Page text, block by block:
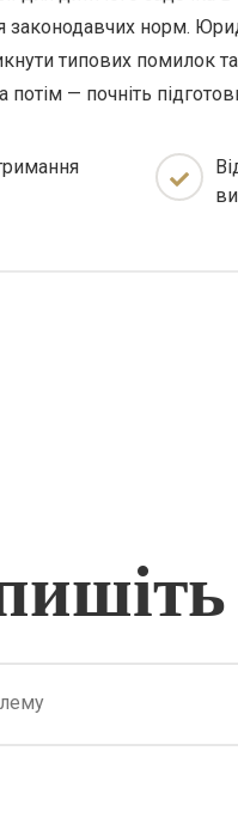
законодавчих норм.
типових помилок
потім — почніть